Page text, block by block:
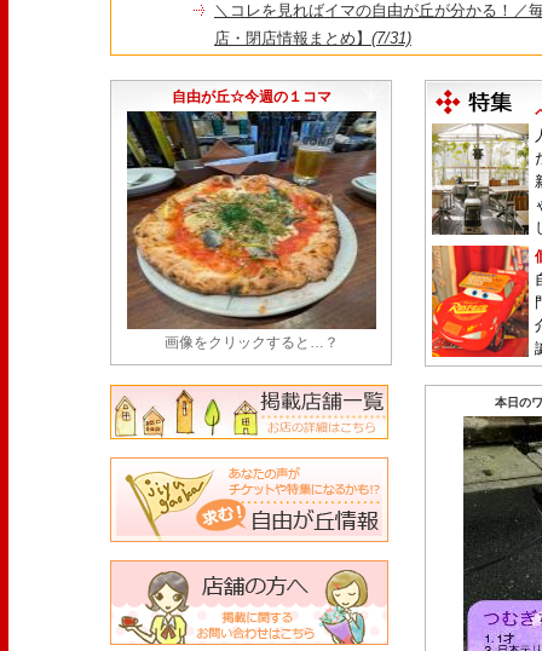
＼コレを見ればイマの自由が丘が分かる！／
店・閉店情報まとめ】 (7/31)
永久パス配布も！
自由が丘☆今週の１コマ
画像をクリックすると…？
本日の